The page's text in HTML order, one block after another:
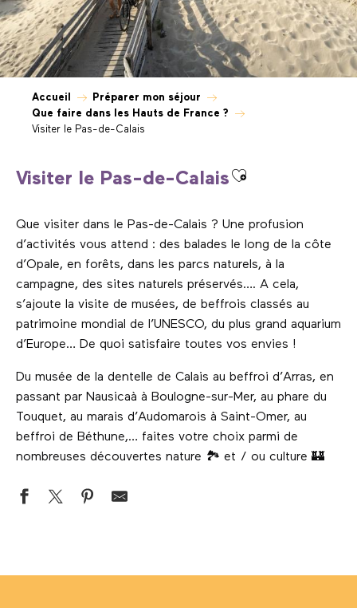
Accueil
Préparer mon séjour
Que faire dans les Hauts de France ?
Visiter le Pas-de-Calais
Visiter le Pas-de-CalaisAjouter aux
Que visiter dans le Pas-de-Calais ? Une profusion
d’activités vous attend : des balades le long de la côte
d’Opale, en forêts, dans les parcs naturels, à la
campagne, des sites naturels préservés…. A cela,
s’ajoute la visite de musées, de beffrois classés au
patrimoine mondial de l’UNESCO, du plus grand aquarium
d’Europe… De quoi satisfaire toutes vos envies !
Du musée de la dentelle de Calais au beffroi d’Arras, en
passant par Nausicaà à Boulogne-sur-Mer, au phare du
Touquet, au marais d’Audomarois à Saint-Omer, au
beffroi de Béthune,… faites votre choix parmi de
nombreuses découvertes nature 🏞 et / ou culture 🏰